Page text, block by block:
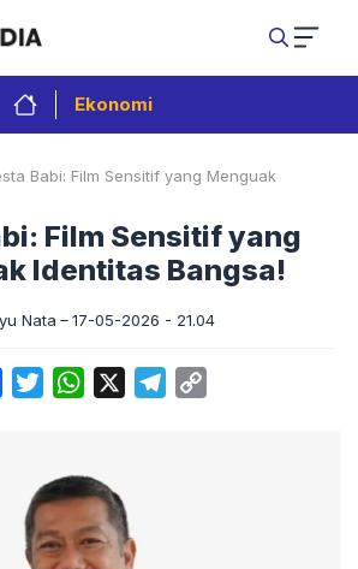
Ekonomi
Babi: Film Sensitif yang Menguak
Film Sensitif yang
Identitas Bangsa!
Nata 17-05-2026 - 21.04
FacebookTwitterWhatsApp Telegram